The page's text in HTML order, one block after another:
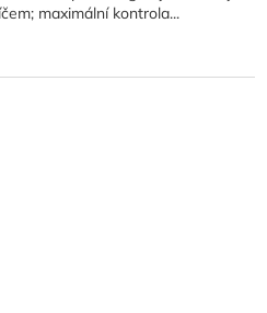
maximální kontrola...